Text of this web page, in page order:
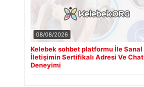
08/08/2026
Kelebek sohbet platformu İle Sanal
İletişimin Sertifikalı Adresi Ve Chat
Deneyimi